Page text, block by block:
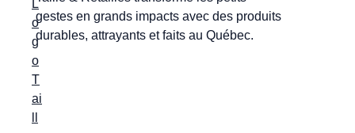
gestes en grands impacts avec des produits
durables, attrayants et faits au Québec.